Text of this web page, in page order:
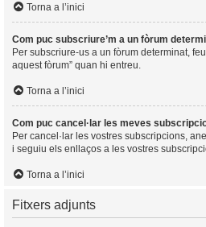
Torna a l’inici
Com puc subscriure’m a un fòrum
Per subscriure-us a un fòrum determinat,
aquest fòrum” quan hi entreu.
Torna a l’inici
Com puc cancel·lar les meves
Per cancel·lar les vostres subscripcions,
i seguiu els enllaços a les vostres
Torna a l’inici
Fitxers adjunts